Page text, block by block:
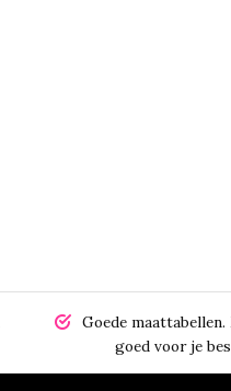
Goede maattabellen.
goed voor je